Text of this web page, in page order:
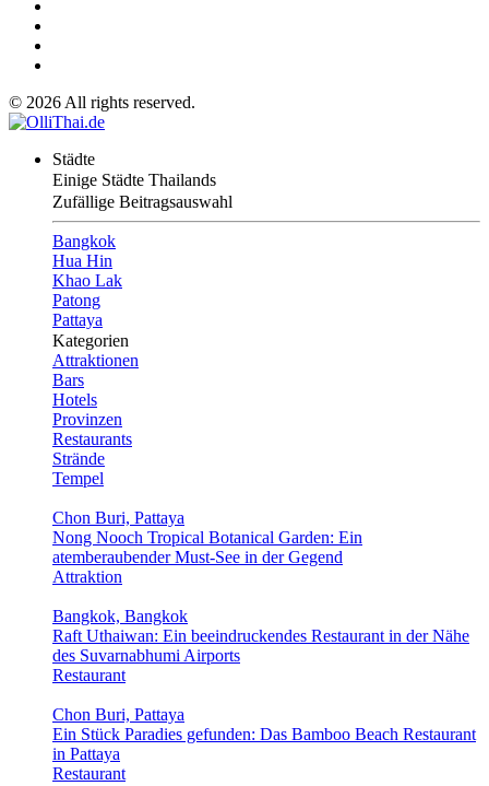
© 2026 All rights reserved.
Städte
Einige Städte Thailands
Zufällige Beitragsauswahl
Bangkok
Hua Hin
Khao Lak
Patong
Pattaya
Kategorien
Attraktionen
Bars
Hotels
Provinzen
Restaurants
Strände
Tempel
Chon Buri, Pattaya
Nong Nooch Tropical Botanical Garden: Ein
atemberaubender Must-See in der Gegend
Attraktion
Bangkok, Bangkok
Raft Uthaiwan: Ein beeindruckendes Restaurant in der Nähe
des Suvarnabhumi Airports
Restaurant
Chon Buri, Pattaya
Ein Stück Paradies gefunden: Das Bamboo Beach Restaurant
in Pattaya
Restaurant